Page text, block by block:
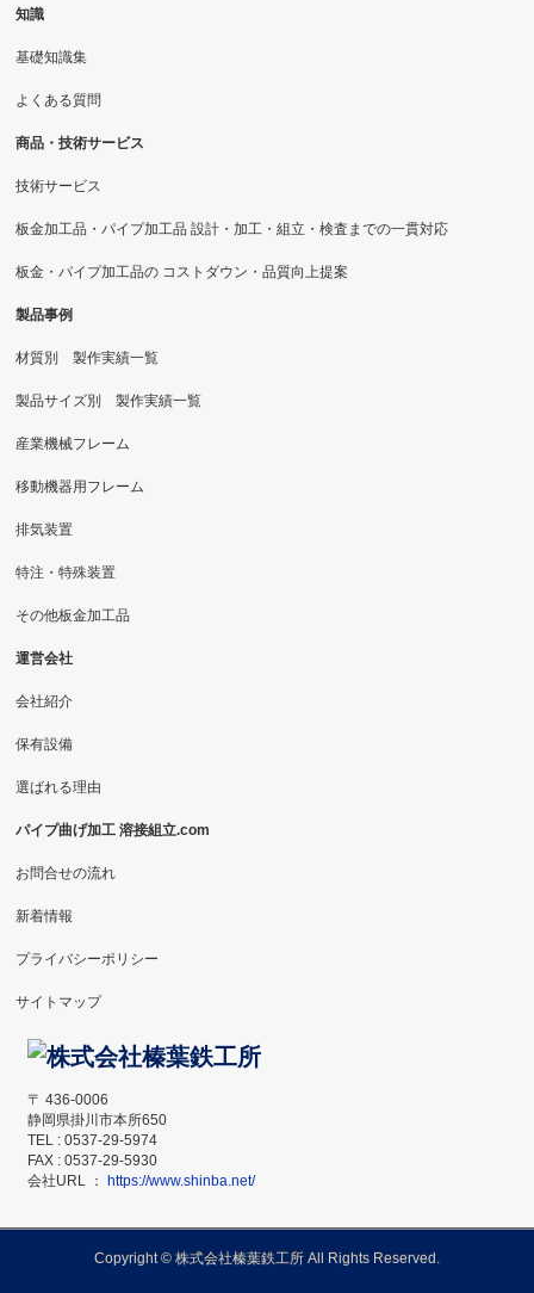
知識
基礎知識集
よくある質問
商品・技術サービス
技術サービス
板金加工品・パイプ加工品 設計・加工・組立・検査までの一貫対応
板金・パイプ加工品の コストダウン・品質向上提案
製品事例
材質別 製作実績一覧
製品サイズ別 製作実績一覧
産業機械フレーム
移動機器用フレーム
排気装置
特注・特殊装置
その他板金加工品
運営会社
会社紹介
保有設備
選ばれる理由
パイプ曲げ加工 溶接組立.com
お問合せの流れ
新着情報
プライバシーポリシー
サイトマップ
〒 436-0006
静岡県掛川市本所650
TEL : 0537-29-5974
FAX : 0537-29-5930
会社URL ：
https://www.shinba.net/
Copyright © 株式会社榛葉鉄工所All Rights Reserved.